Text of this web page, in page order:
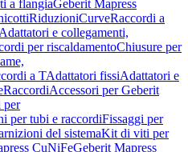
a flangiaGeberit Mapress
RiduzioniCurveRaccordi a
Adattatori e collegamenti,
per riscaldamentoChiusure per
a TAdattatori fissiAdattatori e
RaccordiAccessori per Geberit
per
per tubi e raccordiFissaggi per
del sistemaKit di viti per
CuNiFeGeberit Mapress